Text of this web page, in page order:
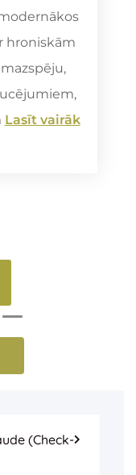
hroniskām
Lasīt vairāk
(check-